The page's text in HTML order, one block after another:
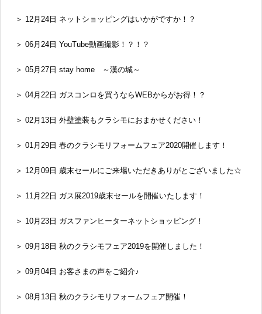
＞ 12月24日 ネットショッピングはいかがですか！？
＞ 06月24日 YouTube動画撮影！？！？
＞ 05月27日 stay home ～漢の城～
＞ 04月22日 ガスコンロを買うならWEBからがお得！？
＞ 02月13日 外壁塗装もクラシモにおまかせください！
＞ 01月29日 春のクラシモリフォームフェア2020開催します！
＞ 12月09日 歳末セールにご来場いただきありがとございました☆
＞ 11月22日 ガス展2019歳末セールを開催いたします！
＞ 10月23日 ガスファンヒーターネットショッピング！
＞ 09月18日 秋のクラシモフェア2019を開催しました！
＞ 09月04日 お客さまの声をご紹介♪
＞ 08月13日 秋のクラシモリフォームフェア開催！